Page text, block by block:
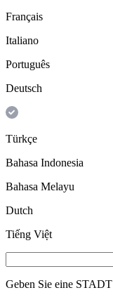
Français
Italiano
Português
Deutsch
Türkçe
Bahasa Indonesia
Bahasa Melayu
Dutch
Tiếng Việt
Geben Sie eine STADT